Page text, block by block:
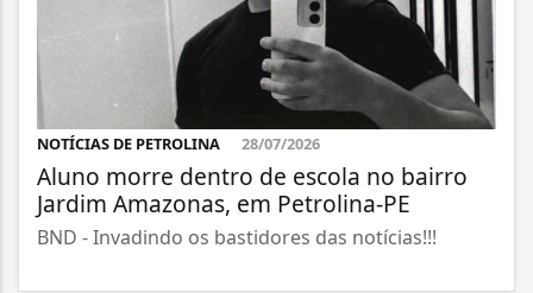
NOTÍCIAS DE PETROLINA 28/07/2026
Aluno morre dentro de escola no bairro
Jardim Amazonas, em Petrolina-PE
BND - Invadindo os bastidores das notícias!!!